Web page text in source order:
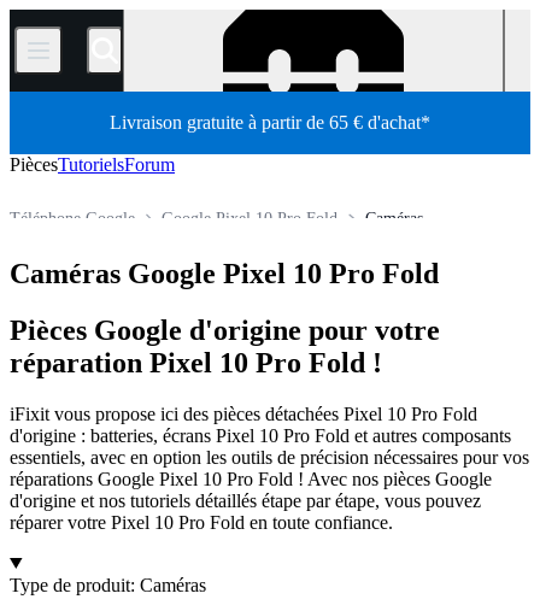
/
Livraison gratuite à partir de 65 € d'achat*
PiècesTutorielsForum
Caméras
Google Pixel 10 Pro Fold
Téléphone Google
Caméras Google Pixel 10 Pro Fold
Pièces Google d'origine pour votre
réparation Pixel 10 Pro Fold !
iFixit vous propose ici des pièces détachées Pixel 10 Pro Fold
d'origine : batteries, écrans Pixel 10 Pro Fold et autres composants
essentiels, avec en option les outils de précision nécessaires pour vos
réparations Google Pixel 10 Pro Fold ! Avec nos pièces Google
d'origine et nos tutoriels détaillés étape par étape, vous pouvez
réparer votre Pixel 10 Pro Fold en toute confiance.
Produits
Type de produit: Caméras